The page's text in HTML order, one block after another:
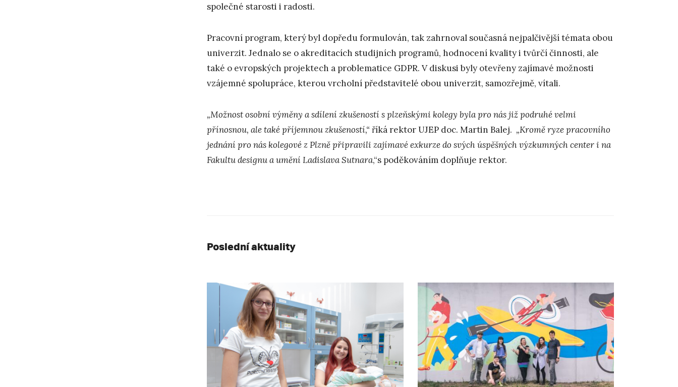
společné starosti i radosti.
Pracovní program, který byl dopředu formulován, tak zahrnoval současná nejpalčivější témata obou
univerzit. Jednalo se o akreditacích studijních programů, hodnocení kvality i tvůrčí činnosti, ale
také o evropských projektech a problematice GDPR. V diskusi byly otevřeny zajímavé možnosti
vzájemné spolupráce, kterou vrcholní představitelé obou univerzit, samozřejmě, vítali.
„Možnost osobní výměny a sdílení zkušeností s plzeňskými kolegy byla pro nás již podruhé velmi
přínosnou, ale také příjemnou zkušeností,“ říká rektor UJEP doc. Martin Balej. „Kromě ryze pracovního
jednání pro nás kolegové z Plzně připravili zajímavé exkurze do svých úspěšných výzkumných center i na
Fakultu designu a umění Ladislava Sutnara,“s poděkováním doplňuje rektor.
Poslední aktuality